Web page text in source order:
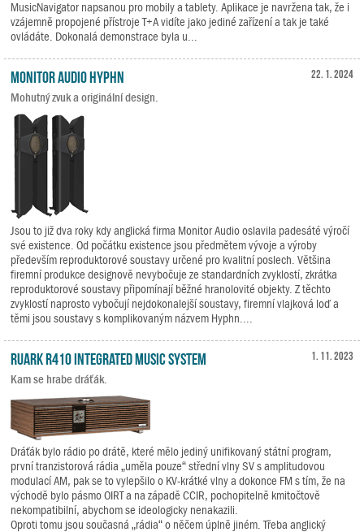
MusicNavigator napsanou pro mobily a tablety. Aplikace je navržena tak, že i
vzájemně propojené přístroje T+A vidíte jako jediné zařízení a tak je také
ovládáte. Dokonalá demonstrace byla u...
22. 1. 2024
Monitor Audio Hyphn
Mohutný zvuk a originální design.
Jsou to již dva roky kdy anglická firma Monitor Audio oslavila padesáté výročí
své existence. Od počátku existence jsou předmětem vývoje a výroby
především reproduktorové soustavy určené pro kvalitní poslech. Většina
firemní produkce designově nevybočuje ze standardních zvyklostí, zkrátka
reproduktorové soustavy připomínají běžné hranolovité objekty. Z těchto
zvyklostí naprosto vybočují nejdokonalejší soustavy, firemní vlajková loď a
těmi jsou soustavy s komplikovaným názvem Hyphn....
1. 11. 2023
Ruark R410 Integrated Music System
Kam se hrabe dráťák.
Dráťák bylo rádio po drátě, které mělo jediný unifikovaný státní program,
první tranzistorová rádia „uměla pouze“ střední vlny SV s amplitudovou
modulací AM, pak se to vylepšilo o KV-krátké vlny a dokonce FM s tím, že na
východě bylo pásmo OIRT a na západě CCIR, pochopitelně kmitočtově
nekompatibilní, abychom se ideologicky nenakazili.
Oproti tomu jsou současná „rádia“ o něčem úplně jiném. Třeba anglický